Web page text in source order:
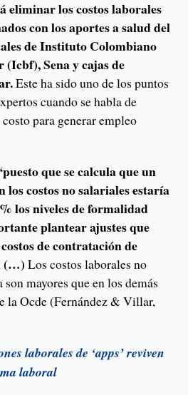
eliminar los costos laborales
con los aportes a salud del
de Instituto Colombiano
Sena y cajas de
Este ha sido uno de los puntos
cuando se habla de
para generar empleo
que se calcula que un
los costos no salariales estaría
los niveles de formalidad
plantear ajustes que
de contratación de
(…) Los costos laborales no
mayores que en los demás
la Ocde (Fernández & Villar,
laborales de ‘apps’ reviven
laboral